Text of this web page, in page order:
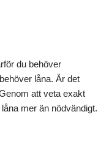
du behöver
låna. Är det
att veta exakt
mer än nödvändigt.